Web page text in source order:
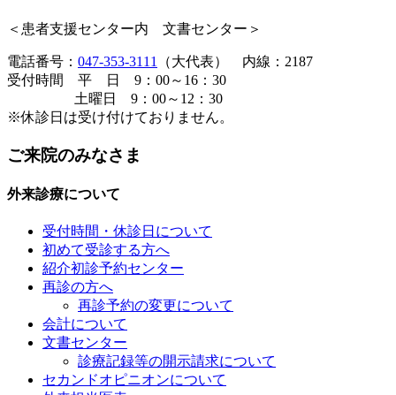
＜患者支援センター内 文書センター＞
電話番号： 047-353-3111
（大代表） 内線：2187
受付時間 平 日 9：00～16：30
土曜日 9：00～12：30
※休診日は受け付けておりません。
ご来院のみなさま
外来診療について
受付時間・休診日について
初めて受診する方へ
紹介初診予約センター
再診の方へ
再診予約の変更について
会計について
文書センター
診療記録等の開示請求について
セカンドオピニオンについて